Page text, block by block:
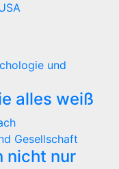
und
alles weiß
Gesellschaft
nicht nur